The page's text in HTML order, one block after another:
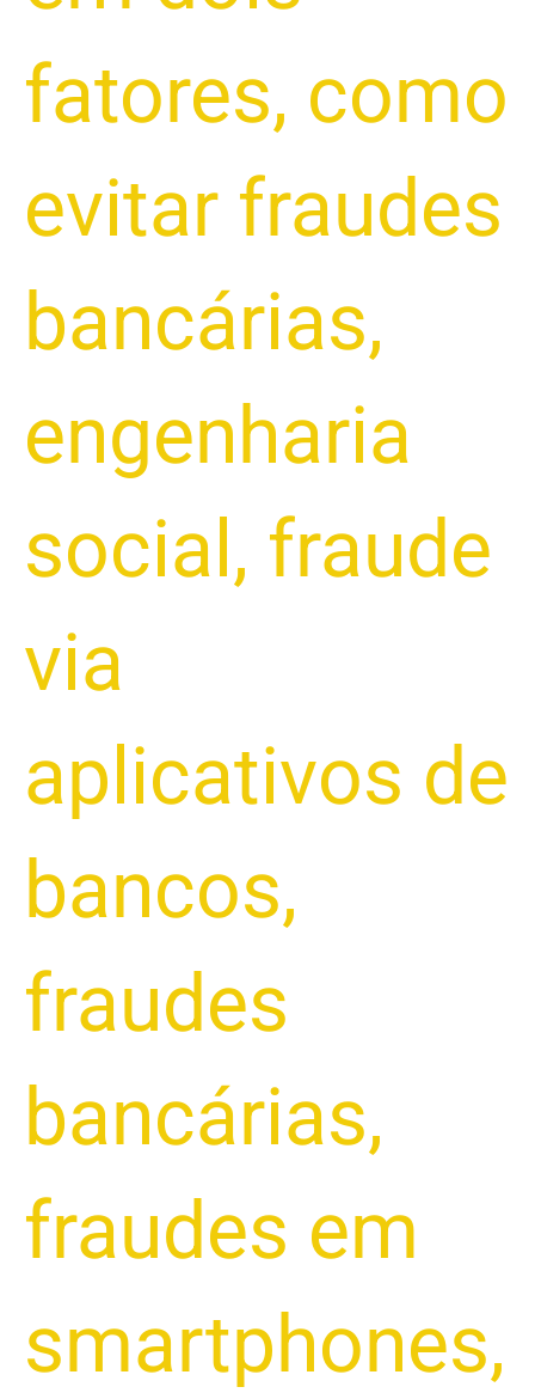
fatores, como
evitar fraudes
bancárias,
engenharia
social , fraude
via
aplicativos de
bancos,
fraudes
bancárias,
fraudes em
smartphones,